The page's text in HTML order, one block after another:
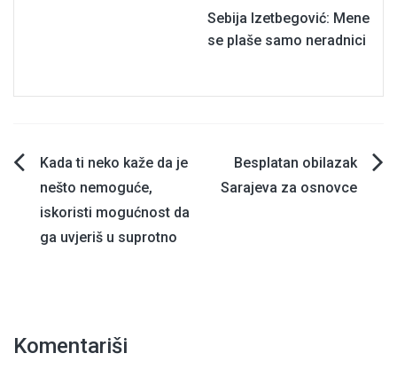
Sebija Izetbegović: Mene
se plaše samo neradnici
Navigacija
članaka
Kada ti neko kaže da je
nešto nemoguće,
iskoristi mogućnost da
ga uvjeriš u suprotno
Besplatan obilazak
Sarajeva za osnovce
Komentariši